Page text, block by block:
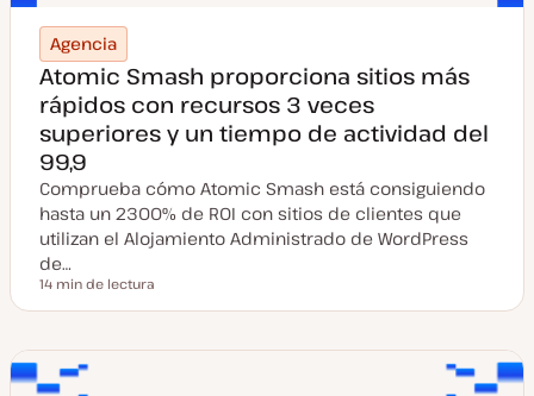
Agencia
Atomic Smash proporciona sitios más
rápidos con recursos 3 veces
superiores y un tiempo de actividad del
99,9
Comprueba cómo Atomic Smash está consiguiendo
hasta un 2300% de ROI con sitios de clientes que
utilizan el Alojamiento Administrado de WordPress
de…
Tiempo de lectura
14 min de lectura